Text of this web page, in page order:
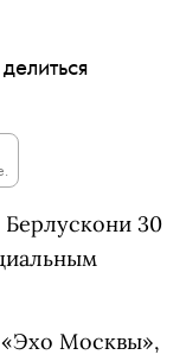
30
«Эхо Москвы»,